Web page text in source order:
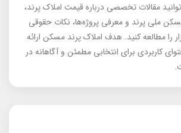
مقالات تخصصی درباره قیمت املاک پرند،
ملی پرند و معرفی پروژه‌ها، نکات حقوقی
را مطالعه کنید. هدف املاک پرند مسکن ارائه
کاربردی برای انتخابی مطمئن و آگاهانه در